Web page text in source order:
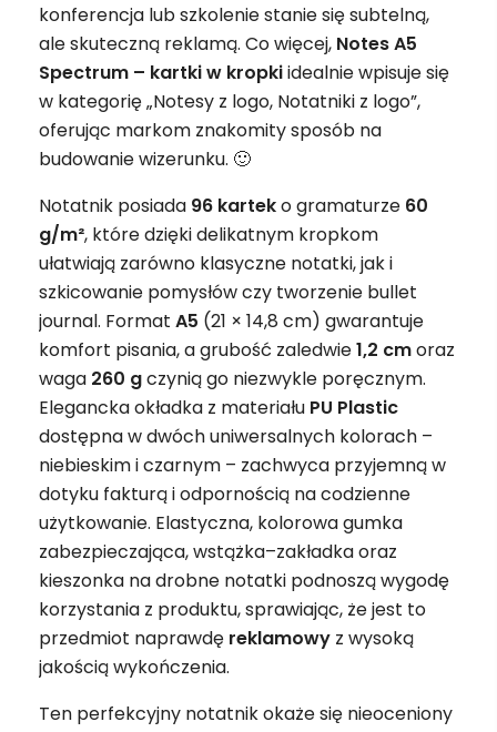
konferencja lub szkolenie stanie się subtelną,
ale skuteczną reklamą. Co więcej, Notes A5
Spectrum – kartki w kropkiidealnie wpisuje się
w kategorię „Notesy z logo, Notatniki z logo”,
oferując markom znakomity sposób na
budowanie wizerunku. 🙂
Notatnik posiada 96 karteko gramaturze 60
g/m², które dzięki delikatnym kropkom
ułatwiają zarówno klasyczne notatki, jak i
szkicowanie pomysłów czy tworzenie bullet
journal. Format A5 (21 × 14,8 cm) gwarantuje
komfort pisania, a grubość zaledwie1,2 cmoraz
waga 260 gczynią go niezwykle poręcznym.
Elegancka okładka z materiału PU Plastic
dostępna w dwóch uniwersalnych kolorach –
niebieskim i czarnym – zachwyca przyjemną w
dotyku fakturą i odpornością na codzienne
użytkowanie. Elastyczna, kolorowa gumka
zabezpieczająca, wstążka–zakładka oraz
kieszonka na drobne notatki podnoszą wygodę
korzystania z produktu, sprawiając, że jest to
przedmiot naprawdę reklamowy z wysoką
jakością wykończenia.
Ten perfekcyjny notatnik okaże się nieoceniony